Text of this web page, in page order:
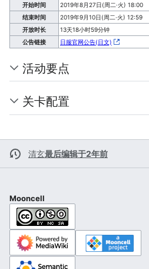
开始时间
2019年8月27日(周二·火) 18:00
结束时间
2019年9月10日(周二·火) 12:59
开放时长
13天18小时59分钟
公告链接
日服官网公告(日文)
活动要点
关卡配置
清玄最后编辑于2年前
Mooncell